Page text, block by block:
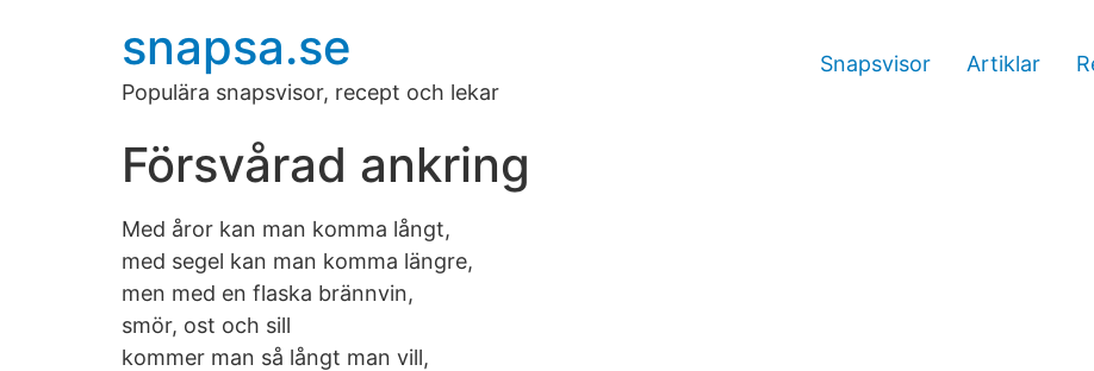
snapsa.se
Populära snapsvisor, recept och lekar
Snapsvisor Artiklar
Försvårad ankring
Med åror kan man komma långt,
med segel kan man komma längre,
men med en flaska brännvin,
smör, ost och sill
kommer man så långt man vill,